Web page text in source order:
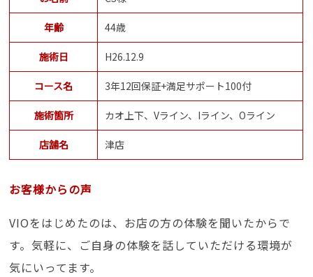
年齢 44歳
施術日 H26.12.9
コース名 3年12回保証+満足サポート100付
施術箇所 カオ上下、Vライン、Iライン、Oライン
店舗名 津店
お客様からの声
VIOをはじめたのは、お店の方の体験を聞いたからで
す。気軽に、ご自身の体験を話していただける環境が
気にいってます。